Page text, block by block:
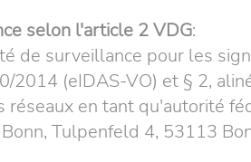
selon l'article 2 VDG:
de surveillance pour les
2014 (eIDAS-VO) et § 2,
réseaux en tant qu'autorité
Tulpenfeld 4, 53113